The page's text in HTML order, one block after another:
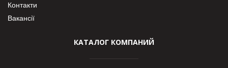
Контакти
Вакансії
КАТАЛОГ КОМПАНИЙ